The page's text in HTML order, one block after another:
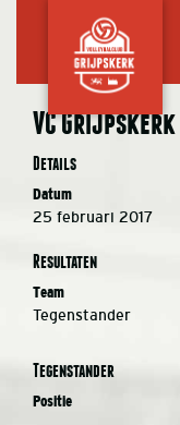
VC Grijpskerk
Details
Datum
25 februari 2017
Resultaten
Team
Tegenstander
Tegenstander
Positie